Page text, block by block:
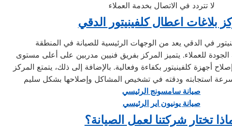
لا تتردد في الاتصال بخدمة العملاء
بلاغات اعطال كلفينيتور الدقي
للعملاء. يتميز المركز بفريق فنيين مدربين على أعلى مستوى
أجهزة كلفينيتور بكفاءة وفعالية. بالإضافة إلى ذلك، يتمتع المركز
صيانة سامسونج الرئيسي
صيانة يونيون اير الرئيسي
تختار شركتنا لعمل الصيانة؟